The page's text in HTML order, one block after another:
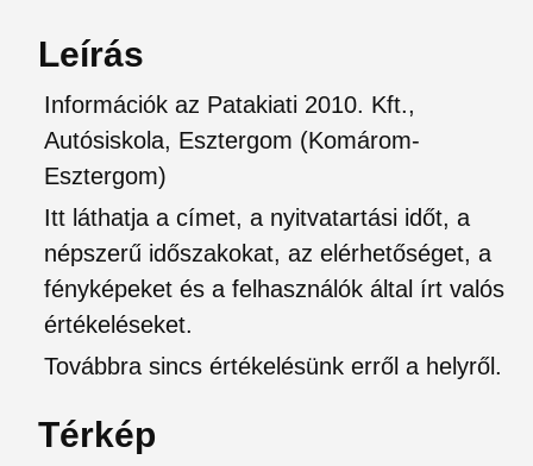
Leírás
Információk az Patakiati 2010. Kft.,
Autósiskola, Esztergom (Komárom-
Esztergom)
Itt láthatja a címet, a nyitvatartási időt, a
népszerű időszakokat, az elérhetőséget, a
fényképeket és a felhasználók által írt valós
értékeléseket.
Továbbra sincs értékelésünk erről a helyről.
Térkép